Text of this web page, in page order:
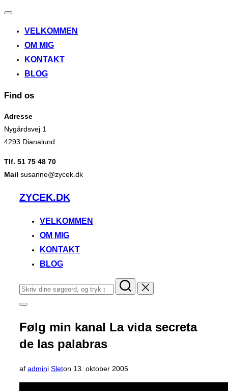
Slå
til/fra
VELKOMMEN
OM MIG
KONTAKT
BLOG
Find os
Adresse
Nygårdsvej 1
4293 Dianalund
Tlf. 51 75 48 70
Mail susanne@zycek.dk
VidereZYCEK.DK
VELKOMMEN
OM MIG
KONTAKT
BLOG
Søg
efter:
Slå
i
sidekolonne
til/fra
Følg min kanal La vida secreta
de las palabras
af admini Sleton Udgivet
d.
13. oktober 2005